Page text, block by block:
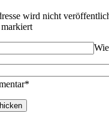
wird nicht
markiert